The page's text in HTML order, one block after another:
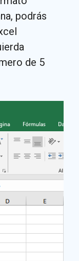
podrás
de 5